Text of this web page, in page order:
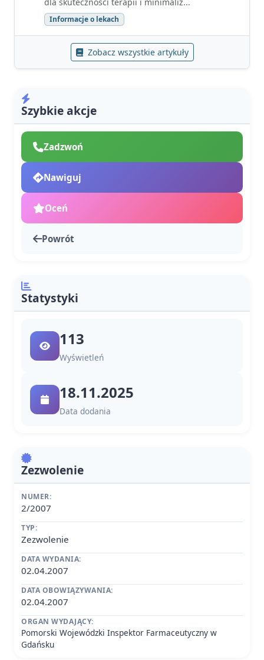
Informacje o lekach
Zobacz wszystkie artykuły
Szybkie akcje
Zadzwoń
Nawiguj
Oceń
Powrót
Statystyki
113
Wyświetleń
18.11.2025
Data dodania
Zezwolenie
NUMER:
2/2007
TYP:
Zezwolenie
DATA WYDANIA:
02.04.2007
DATA OBOWIĄZYWANIA:
02.04.2007
ORGAN WYDAJĄCY:
Pomorski Wojewódzki Inspektor Farmaceutyczny w
Gdańsku